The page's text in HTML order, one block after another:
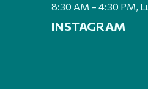
8:30 AM – 4:30 PM,
INSTAGRAM